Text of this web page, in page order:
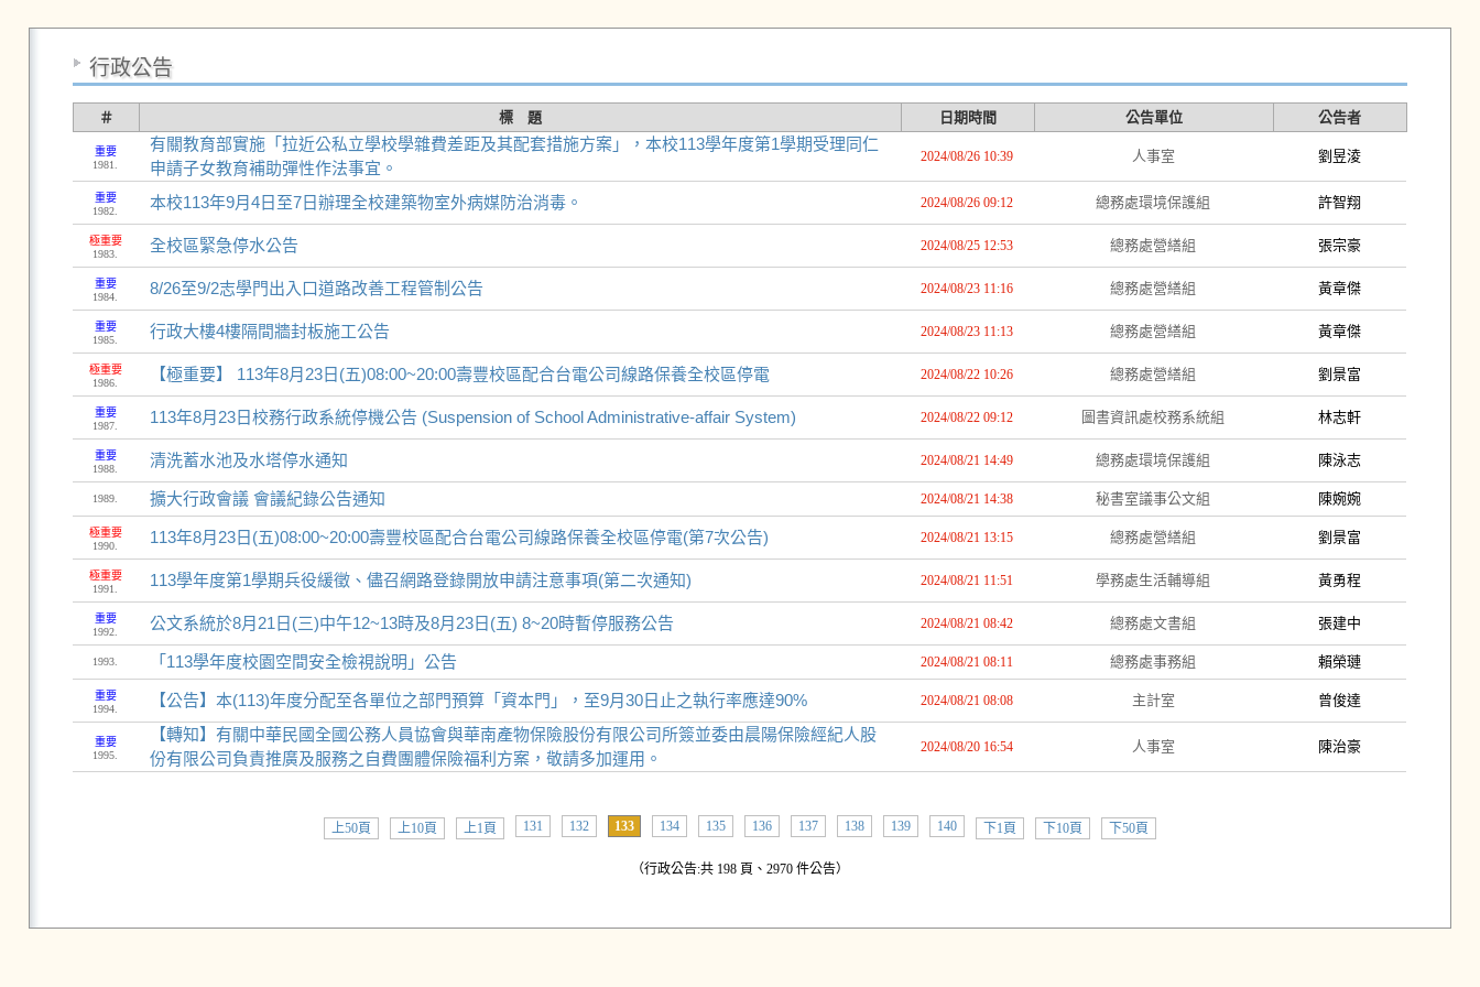
行政公告
＃ 標 題 日期時間 公告單位 公告者
重要
1981.
有關教育部實施「拉近公私立學校學雜費差距及其配套措施方案」，本校113學年度第1學期受理同仁
申請子女教育補助彈性作法事宜。
2024/08/26 10:39 人事室 劉昱淩
重要
1982.
本校113年9月4日至7日辦理全校建築物室外病媒防治消毒。 2024/08/26 09:12 總務處環境保護組 許智翔
極重要
1983.
全校區緊急停水公告 2024/08/25 12:53 總務處營繕組 張宗豪
重要
1984.
8/26至9/2志學門出入口道路改善工程管制公告 2024/08/23 11:16 總務處營繕組 黃章傑
重要
1985.
行政大樓4樓隔間牆封板施工公告 2024/08/23 11:13 總務處營繕組 黃章傑
極重要
1986.
【極重要】 113年8月23日(五)08:00~20:00壽豐校區配合台電公司線路保養全校區停電 2024/08/22 10:26 總務處營繕組 劉景富
重要
1987.
113年8月23日校務行政系統停機公告 (Suspension of School Administrative-affair System) 2024/08/22 09:12 圖書資訊處校務系統組 林志軒
重要
1988.
清洗蓄水池及水塔停水通知 2024/08/21 14:49 總務處環境保護組 陳泳志
1989. 擴大行政會議 會議紀錄公告通知 2024/08/21 14:38 秘書室議事公文組 陳婉婉
極重要
1990.
113年8月23日(五)08:00~20:00壽豐校區配合台電公司線路保養全校區停電(第7次公告) 2024/08/21 13:15 總務處營繕組 劉景富
極重要
1991.
113學年度第1學期兵役緩徵、儘召網路登錄開放申請注意事項(第二次通知) 2024/08/21 11:51 學務處生活輔導組 黃勇程
重要
1992.
公文系統於8月21日(三)中午12~13時及8月23日(五) 8~20時暫停服務公告 2024/08/21 08:42 總務處文書組 張建中
1993. 「113學年度校園空間安全檢視說明」公告 2024/08/21 08:11 總務處事務組 賴榮璉
重要
1994.
【公告】本(113)年度分配至各單位之部門預算「資本門」，至9月30日止之執行率應達90% 2024/08/21 08:08 主計室 曾俊達
重要
1995.
【轉知】有關中華民國全國公務人員協會與華南產物保險股份有限公司所簽並委由晨陽保險經紀人股
份有限公司負責推廣及服務之自費團體保險福利方案，敬請多加運用。
2024/08/20 16:54 人事室 陳治豪
上50頁 上10頁 上1頁 131 132 133 134 135 136 137 138 139 140 下1頁 下10頁 下50頁
（行政公告:共 198 頁、2970 件公告）